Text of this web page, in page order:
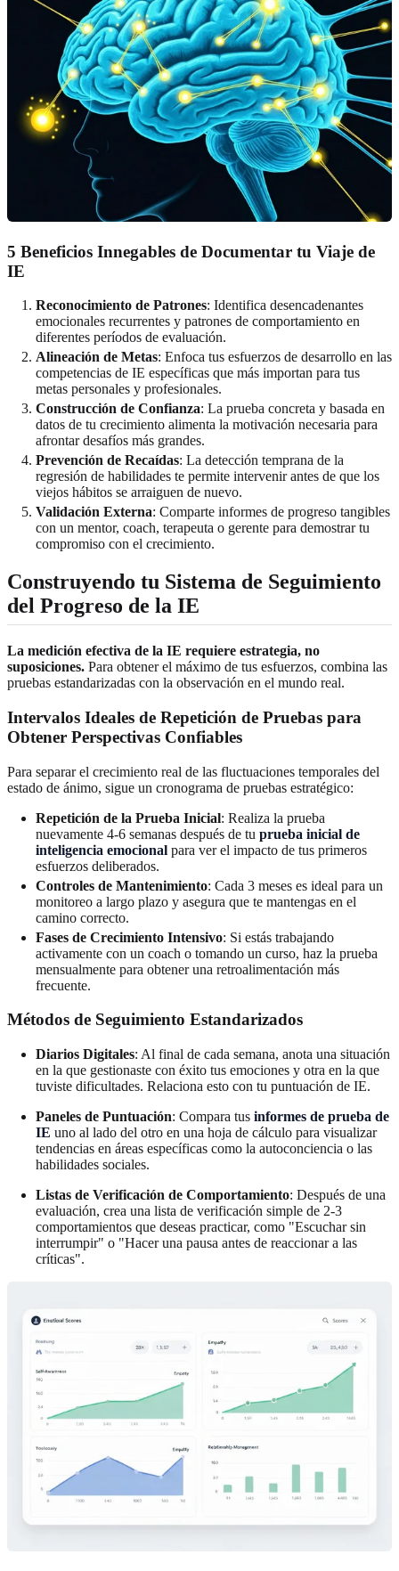
5 Beneficios Innegables de Documentar tu Viaje de
IE
Reconocimiento de Patrones: Identifica desencadenantes
emocionales recurrentes y patrones de comportamiento en
diferentes períodos de evaluación.
Alineación de Metas: Enfoca tus esfuerzos de desarrollo en las
competencias de IE específicas que más importan para tus
metas personales y profesionales.
Construcción de Confianza: La prueba concreta y basada en
datos de tu crecimiento alimenta la motivación necesaria para
afrontar desafíos más grandes.
Prevención de Recaídas: La detección temprana de la
regresión de habilidades te permite intervenir antes de que los
viejos hábitos se arraiguen de nuevo.
Validación Externa: Comparte informes de progreso tangibles
con un mentor, coach, terapeuta o gerente para demostrar tu
compromiso con el crecimiento.
Construyendo tu Sistema de Seguimiento
del Progreso de la IE
La medición efectiva de la IE requiere estrategia, no
suposiciones. Para obtener el máximo de tus esfuerzos, combina las
pruebas estandarizadas con la observación en el mundo real.
Intervalos Ideales de Repetición de Pruebas para
Obtener Perspectivas Confiables
Para separar el crecimiento real de las fluctuaciones temporales del
estado de ánimo, sigue un cronograma de pruebas estratégico:
Repetición de la Prueba Inicial: Realiza la prueba
nuevamente 4-6 semanas después de tu prueba inicial de
inteligencia emocional para ver el impacto de tus primeros
esfuerzos deliberados.
Controles de Mantenimiento: Cada 3 meses es ideal para un
monitoreo a largo plazo y asegura que te mantengas en el
camino correcto.
Fases de Crecimiento Intensivo: Si estás trabajando
activamente con un coach o tomando un curso, haz la prueba
mensualmente para obtener una retroalimentación más
frecuente.
Métodos de Seguimiento Estandarizados
Diarios Digitales: Al final de cada semana, anota una situación
en la que gestionaste con éxito tus emociones y otra en la que
tuviste dificultades. Relaciona esto con tu puntuación de IE.
Paneles de Puntuación: Compara tus informes de prueba de
IE uno al lado del otro en una hoja de cálculo para visualizar
tendencias en áreas específicas como la autoconciencia o las
habilidades sociales.
Listas de Verificación de Comportamiento: Después de una
evaluación, crea una lista de verificación simple de 2-3
comportamientos que deseas practicar, como "Escuchar sin
interrumpir" o "Hacer una pausa antes de reaccionar a las
críticas".